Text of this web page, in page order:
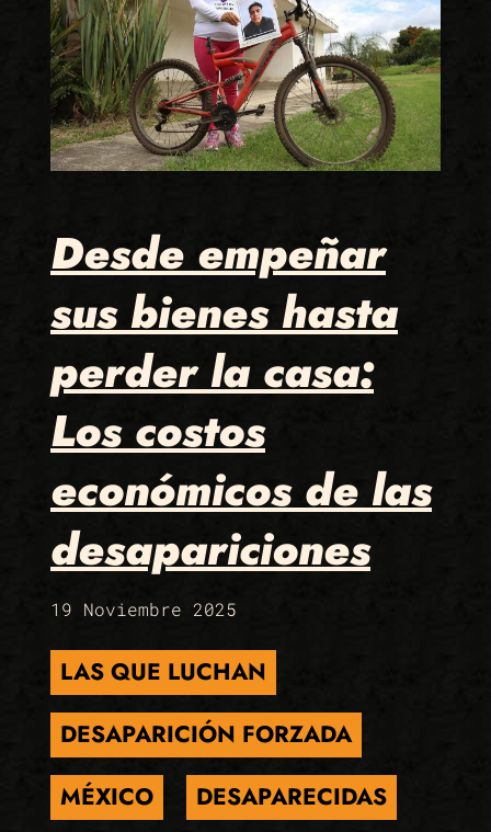
Desde empeñar
sus bienes hasta
perder la casa:
Los costos
económicos de las
desapariciones
19 Noviembre 2025
LAS QUE LUCHAN
DESAPARICIÓN FORZADA
MÉXICO
DESAPARECIDAS